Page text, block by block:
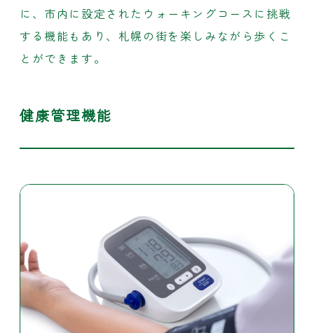
に、市内に設定されたウォーキングコースに挑戦
する機能もあり、札幌の街を楽しみながら歩くこ
とができます。
健康管理機能